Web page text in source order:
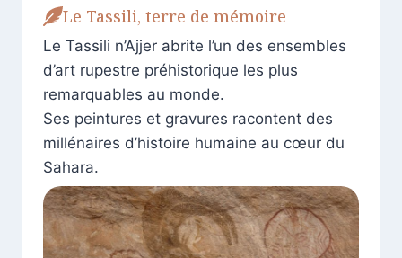
Le Tassili, terre de mémoire
Le Tassili n’Ajjer abrite l’un des ensembles
d’art rupestre préhistorique les plus
remarquables au monde.
Ses peintures et gravures racontent des
millénaires d’histoire humaine au cœur du
Sahara.